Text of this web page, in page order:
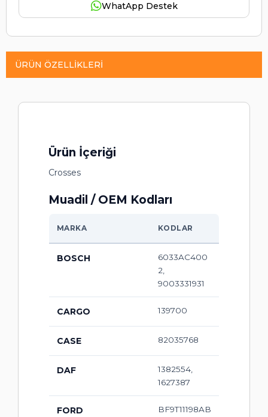
WhatApp Destek
ÜRÜN ÖZELLIKLERI
Ürün İçeriği
Crosses
Muadil / OEM Kodları
MARKA KODLAR
BOSCH
6033AC400
2,
9003331931
CARGO 139700
CASE 82035768
DAF
1382554,
1627387
FORD
BF9T11198AB